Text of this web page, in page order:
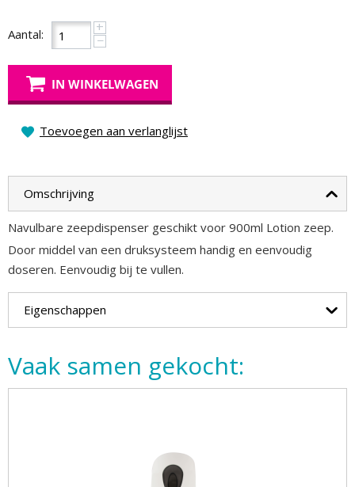
Aantal: +
−
IN WINKELWAGEN
Toevoegen aan verlanglijst
Omschrijving
Navulbare zeepdispenser geschikt voor 900ml Lotion zeep.
Door middel van een druksysteem handig en eenvoudig
doseren. Eenvoudig bij te vullen.
Eigenschappen
Vaak samen gekocht: